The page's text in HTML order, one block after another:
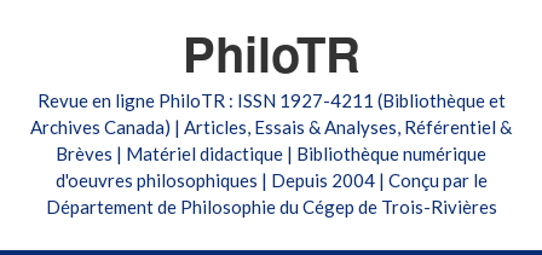
PhiloTR
Revue en ligne PhiloTR : ISSN 1927-4211 (Bibliothèque et
Archives Canada) | Articles, Essais & Analyses, Référentiel &
Brèves | Matériel didactique | Bibliothèque numérique
d'oeuvres philosophiques | Depuis 2004 | Conçu par le
Département de Philosophie du Cégep de Trois-Rivières